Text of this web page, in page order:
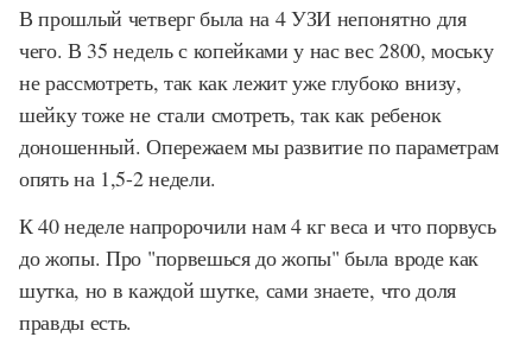
В прошлый четверг была на 4 УЗИ непонятно для
чего. В 35 недель с копейками у нас вес 2800, моську
не рассмотреть, так как лежит уже глубоко внизу,
шейку тоже не стали смотреть, так как ребенок
доношенный. Опережаем мы развитие по параметрам
опять на 1,5-2 недели.
К 40 неделе напророчили нам 4 кг веса и что порвусь
до жопы. Про "порвешься до жопы" была вроде как
шутка, но в каждой шутке, сами знаете, что доля
правды есть.